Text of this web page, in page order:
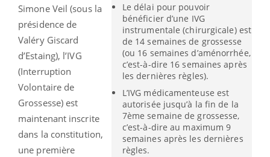
Le délai pour pouvoir
bénéficier d’une IVG
instrumentale (chirurgicale) est
de 14 semaines de grossesse
(ou 16 semaines d’aménorrhée,
c’est-à-dire 16 semaines après
les dernières règles).
L’IVG médicamenteuse est
autorisée jusqu’à la fin de la
7ème semaine de grossesse,
c’est-à-dire au maximum 9
semaines après les dernières
règles.
Simone Veil (sous la
présidence de
Valéry Giscard
d’Estaing), l’IVG
(Interruption
Volontaire de
Grossesse) est
maintenant inscrite
dans la constitution,
une première